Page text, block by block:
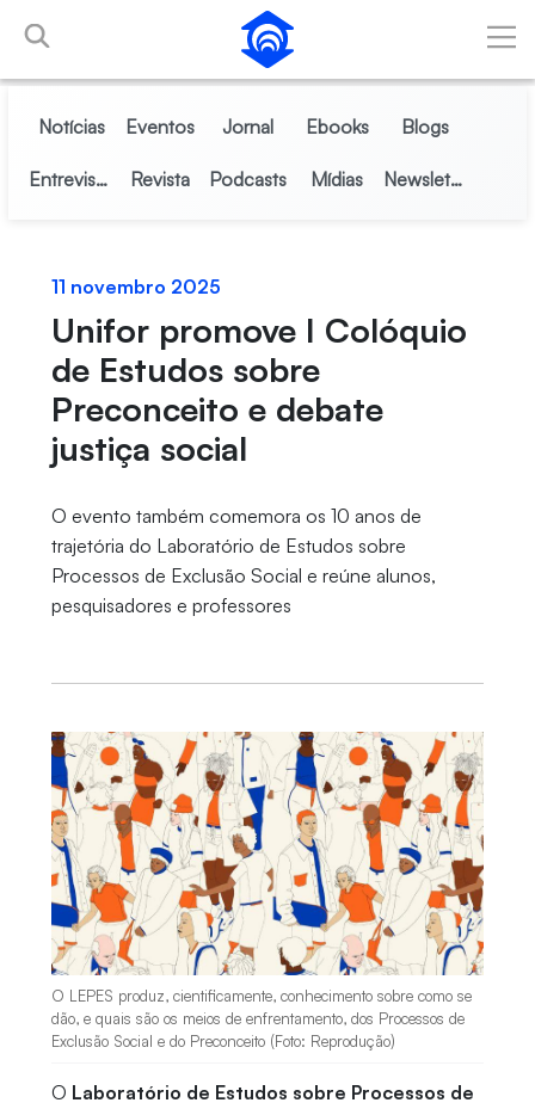
Pular para o Conteúdo principal
Notícias Eventos Jornal Ebooks Blogs
Entrevistas Revista Podcasts Mídias Newsletter
11 novembro 2025
Unifor promove I Colóquio
de Estudos sobre
Preconceito e debate
justiça social
O evento também comemora os 10 anos de
trajetória do Laboratório de Estudos sobre
Processos de Exclusão Social e reúne alunos,
pesquisadores e professores
O LEPES produz, cientificamente, conhecimento sobre como se
dão, e quais são os meios de enfrentamento, dos Processos de
Exclusão Social e do Preconceito (Foto: Reprodução)
O Laboratório de Estudos sobre Processos de